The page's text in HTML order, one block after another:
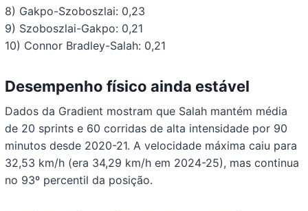
8) Gakpo-Szoboszlai: 0,23
9) Szoboszlai-Gakpo: 0,21
10) Connor Bradley-Salah: 0,21
Desempenho físico ainda estável
Dados da Gradient mostram que Salah mantém média
de 20 sprints e 60 corridas de alta intensidade por 90
minutos desde 2020-21. A velocidade máxima caiu para
32,53 km/h (era 34,29 km/h em 2024-25), mas continua
no 93º percentil da posição.